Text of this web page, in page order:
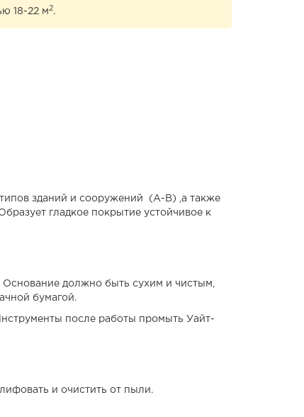
18-22 м2.
зданий и сооружений (А-В) ,а также
гладкое покрытие устойчивое к
Основание должно быть сухим и чистым,
бумагой.
после работы промыть Уайт-
и очистить от пыли.